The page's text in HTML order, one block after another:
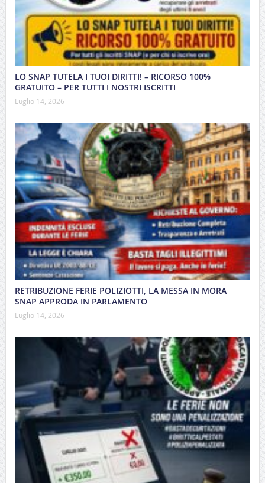
LO SNAP TUTELA I TUOI DIRITTI! – RICORSO 100%
GRATUITO – PER TUTTI I NOSTRI ISCRITTI
Luglio 14, 2026
RETRIBUZIONE FERIE POLIZIOTTI, LA MESSA IN MORA
SNAP APPRODA IN PARLAMENTO
Luglio 14, 2026